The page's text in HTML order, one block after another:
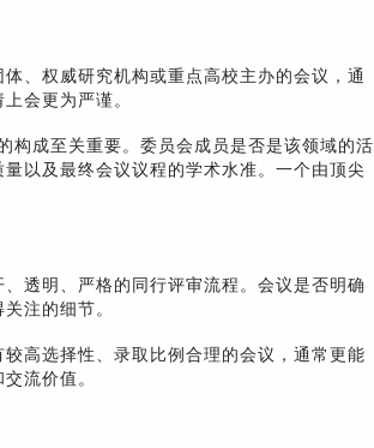
、权威研究机构或重点高校主办的会议，通
会更为严谨。
构成至关重要。委员会成员是否是该领域的活
以及最终会议议程的学术水准。一个由顶尖
透明、严格的同行评审流程。会议是否明确
注的细节。
高选择性、录取比例合理的会议，通常更能
流价值。